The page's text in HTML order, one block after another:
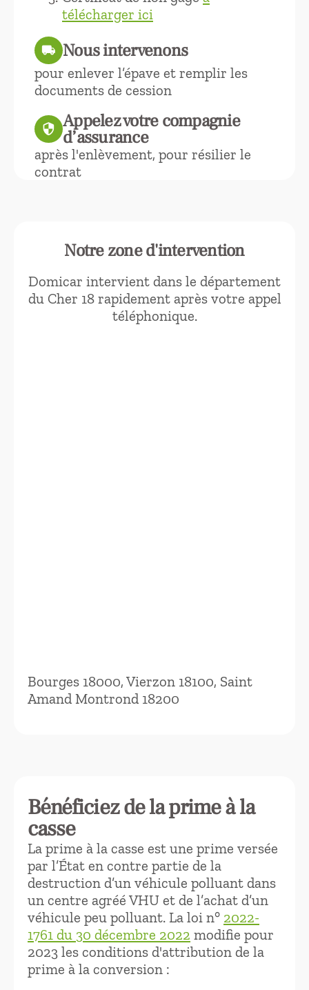
télécharger ici
local_shipping Nous intervenons
pour enlever l’épave et remplir les
documents de cession
security Appelez votre compagnie
d’assurance
après l'enlèvement, pour résilier le
contrat
Notre zone d'intervention
Domicar intervient dans le département
du Cher 18 rapidement après votre appel
téléphonique.
Bourges 18000, Vierzon 18100, Saint
Amand Montrond 18200
Bénéficiez de la prime à la
casse
La prime à la casse est une prime versée
par l’État en contre partie de la
destruction d’un véhicule polluant dans
un centre agréé VHU et de l’achat d’un
véhicule peu polluant. La loi n° 2022-
1761 du 30 décembre 2022 modifie pour
2023 les conditions d'attribution de la
prime à la conversion :